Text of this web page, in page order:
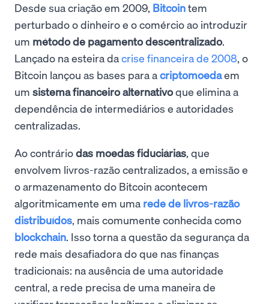
Desde sua criação em 2009, Bitcointem
perturbado o dinheiro e o comércio ao introduzir
um método de pagamento descentralizado.
Lançado na esteira dacrise financeira de 2008, o
Bitcoin lançou as bases para acriptomoedaem
um sistema financeiro alternativoque elimina a
dependência de intermediários e autoridades
centralizadas.
Ao contráriodas moedas fiduciárias, que
envolvem livros-razão centralizados, a emissão e
o armazenamento do Bitcoin acontecem
algoritmicamente em uma rede de livros-razão
distribuídos, mais comumente conhecida como
blockchain. Isso torna a questão da segurança da
rede mais desafiadora do que nas finanças
tradicionais: na ausência de uma autoridade
central, a rede precisa de uma maneira de